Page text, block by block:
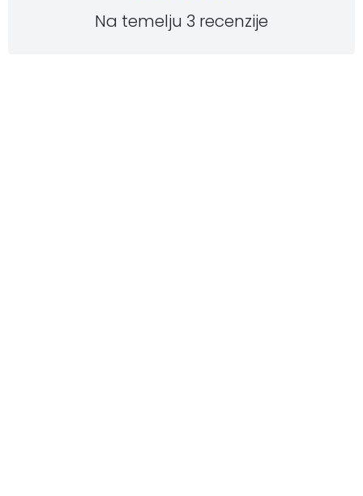
Na temelju 3 recenzije